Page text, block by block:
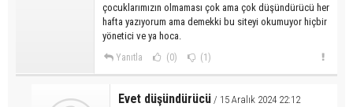
çocuklarımızın olmaması çok ama çok düşündürücü her
hafta yazıyorum ama demekki bu siteyi okumuyor hiçbir
yönetici ve ya hoca.
Yanıtla (0) (1)
Evet düşündürücü / 15 Aralık 2024 22:12